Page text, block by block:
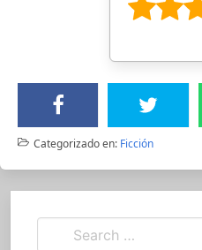
Categorizado en: Ficción